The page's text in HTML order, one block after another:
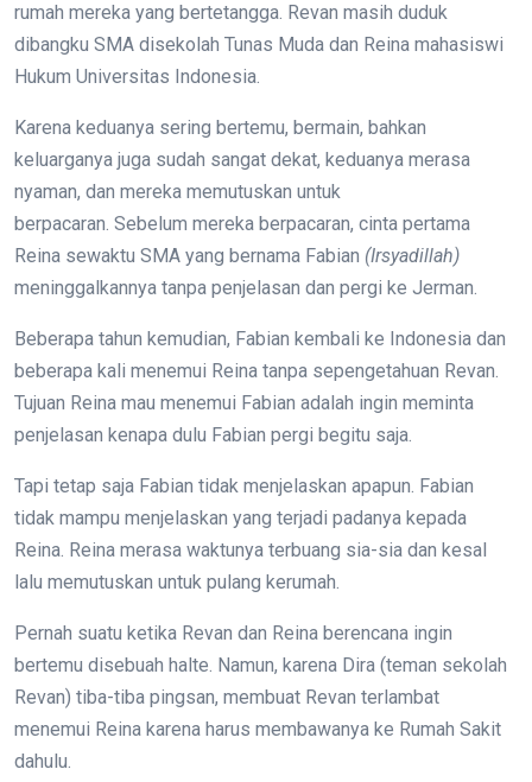
rumah mereka yang bertetangga. Revan masih duduk
dibangku SMA disekolah Tunas Muda dan Reina mahasiswi
Hukum Universitas Indonesia.
Karena keduanya sering bertemu, bermain, bahkan
keluarganya juga sudah sangat dekat, keduanya merasa
nyaman, dan mereka memutuskan untuk
berpacaran. Sebelum mereka berpacaran, cinta pertama
Reina sewaktu SMA yang bernama Fabian (Irsyadillah)
meninggalkannya tanpa penjelasan dan pergi ke Jerman.
Beberapa tahun kemudian, Fabian kembali ke Indonesia dan
beberapa kali menemui Reina tanpa sepengetahuan Revan.
Tujuan Reina mau menemui Fabian adalah ingin meminta
penjelasan kenapa dulu Fabian pergi begitu saja.
Tapi tetap saja Fabian tidak menjelaskan apapun. Fabian
tidak mampu menjelaskan yang terjadi padanya kepada
Reina. Reina merasa waktunya terbuang sia-sia dan kesal
lalu memutuskan untuk pulang kerumah.
Pernah suatu ketika Revan dan Reina berencana ingin
bertemu disebuah halte. Namun, karena Dira (teman sekolah
Revan) tiba-tiba pingsan, membuat Revan terlambat
menemui Reina karena harus membawanya ke Rumah Sakit
dahulu.